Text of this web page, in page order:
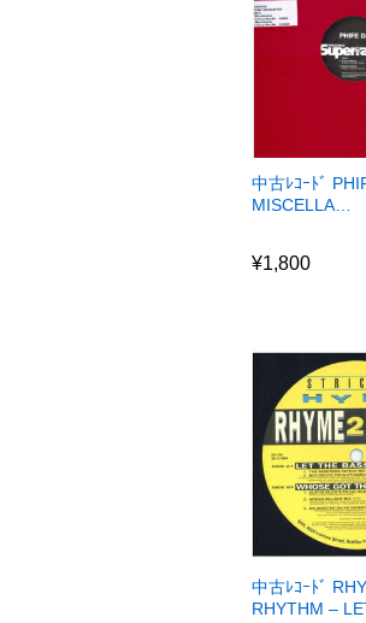
中古ﾚｺｰﾄﾞ
MISCELLA…
¥1,800
中古ﾚｺｰﾄﾞ
RHYTHM –